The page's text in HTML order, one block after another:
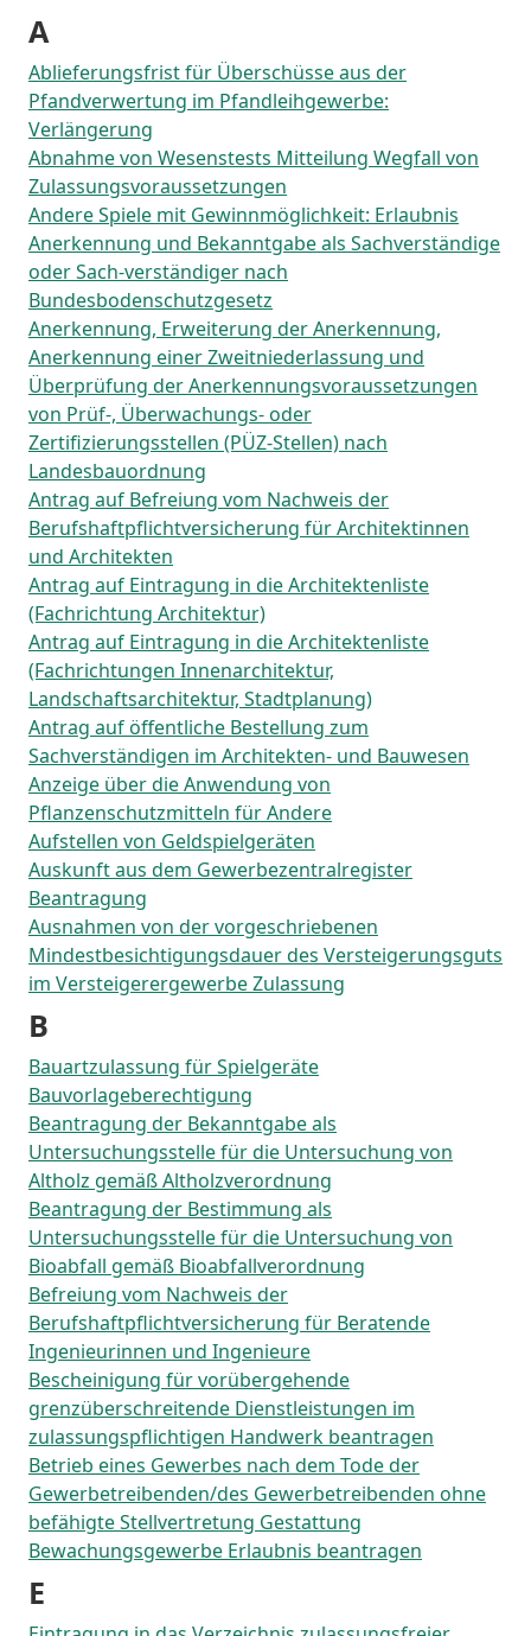
A
Ablieferungsfrist für Überschüsse aus der
Pfandverwertung im Pfandleihgewerbe:
Verlängerung
Abnahme von Wesenstests Mitteilung Wegfall von
Zulassungsvoraussetzungen
Andere Spiele mit Gewinnmöglichkeit: Erlaubnis
Anerkennung und Bekanntgabe als Sachverständige
oder Sach-verständiger nach
Bundesbodenschutzgesetz
Anerkennung, Erweiterung der Anerkennung,
Anerkennung einer Zweitniederlassung und
Überprüfung der Anerkennungsvoraussetzungen
von Prüf-, Überwachungs- oder
Zertifizierungsstellen (PÜZ-Stellen) nach
Landesbauordnung
Antrag auf Befreiung vom Nachweis der
Berufshaftpflichtversicherung für Architektinnen
und Architekten
Antrag auf Eintragung in die Architektenliste
(Fachrichtung Architektur)
Antrag auf Eintragung in die Architektenliste
(Fachrichtungen Innenarchitektur,
Landschaftsarchitektur, Stadtplanung)
Antrag auf öffentliche Bestellung zum
Sachverständigen im Architekten- und Bauwesen
Anzeige über die Anwendung von
Pflanzenschutzmitteln für Andere
Aufstellen von Geldspielgeräten
Auskunft aus dem Gewerbezentralregister
Beantragung
Ausnahmen von der vorgeschriebenen
Mindestbesichtigungsdauer des Versteigerungsguts
im Versteigerergewerbe Zulassung
B
Bauartzulassung für Spielgeräte
Bauvorlageberechtigung
Beantragung der Bekanntgabe als
Untersuchungsstelle für die Untersuchung von
Altholz gemäß Altholzverordnung
Beantragung der Bestimmung als
Untersuchungsstelle für die Untersuchung von
Bioabfall gemäß Bioabfallverordnung
Befreiung vom Nachweis der
Berufshaftpflichtversicherung für Beratende
Ingenieurinnen und Ingenieure
Bescheinigung für vorübergehende
grenzüberschreitende Dienstleistungen im
zulassungspflichtigen Handwerk beantragen
Betrieb eines Gewerbes nach dem Tode der
Gewerbetreibenden/des Gewerbetreibenden ohne
befähigte Stellvertretung Gestattung
Bewachungsgewerbe Erlaubnis beantragen
E